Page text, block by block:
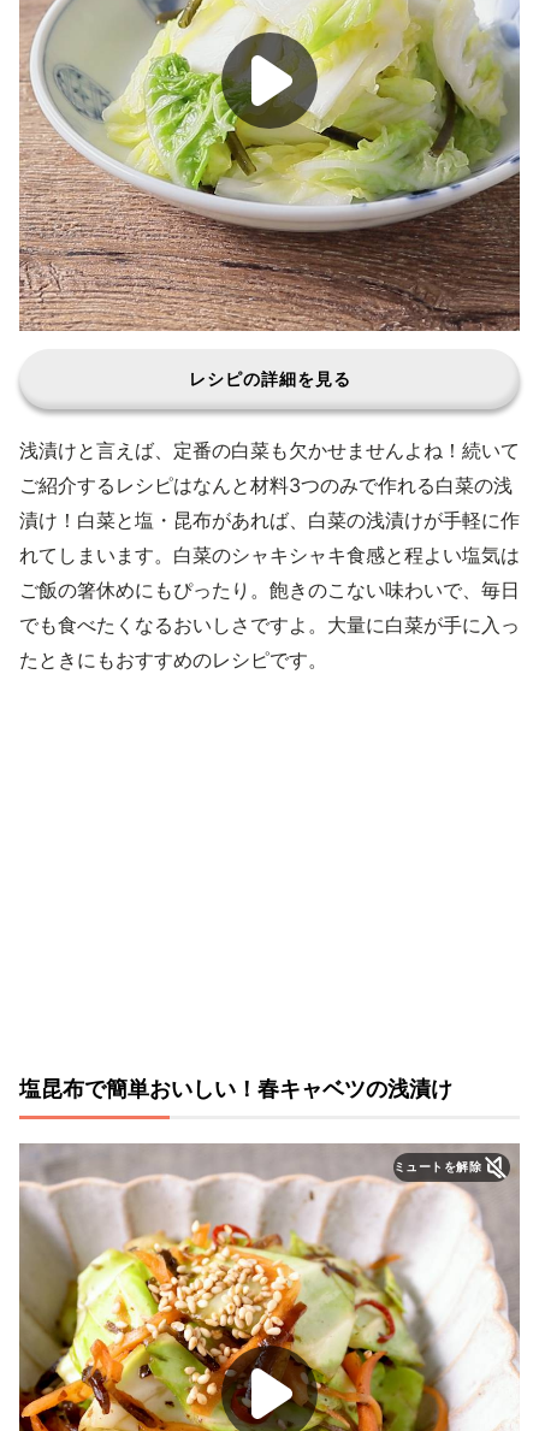
レシピの詳細を見る
浅漬けと言えば、定番の白菜も欠かせませんよね！続いて
ご紹介するレシピはなんと材料3つのみで作れる白菜の浅
漬け！白菜と塩・昆布があれば、白菜の浅漬けが手軽に作
れてしまいます。白菜のシャキシャキ食感と程よい塩気は
ご飯の箸休めにもぴったり。飽きのこない味わいで、毎日
でも食べたくなるおいしさですよ。大量に白菜が手に入っ
たときにもおすすめのレシピです。
塩昆布で簡単おいしい！春キャベツの浅漬け
ミュートを解除